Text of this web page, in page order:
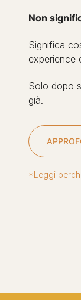
Non
Significa
experience
Solo dopo
già.
*Leggi